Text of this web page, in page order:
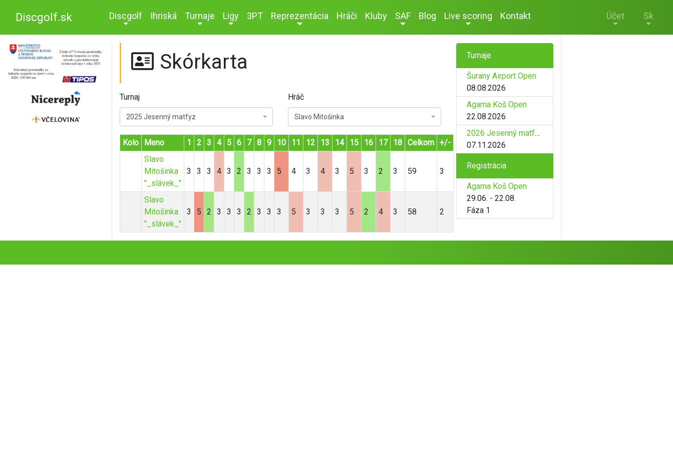
Discgolf.sk Discgolf Ihriská Turnaje Ligy 3PT Reprezentácia Hráči Kluby SAF Blog Live scoring Kontakt Účet Sk
Skórkarta
Turnaj
2025 Jesenný matfyz
Hráč
Slavo Mitošinka
Kolo Meno 1 2 3 4 5 6 7 8 9 10 11 12 13 14 15 16 17 18 Celkom +/-
Slavo
Mitošinka
"_slávek_"
3 3 3 4 3 2 3 3 3 5 4 3 4 3 5 3 2 3 59 3
Slavo
Mitošinka
"_slávek_"
3 5 2 3 3 3 2 3 3 3 5 3 3 3 5 2 4 3 58 2
Turnaje
Šurany Airport Open
08.08.2026
Agama Koš Open
22.08.2026
2026 Jesenný matfyz
07.11.2026
Registrácia
Agama Koš Open
29.06. - 22.08.
Fáza 1